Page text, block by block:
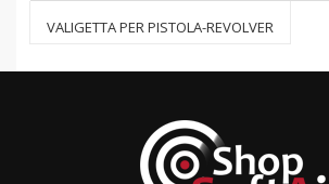
VALIGETTA PER PISTOLA-REVOLVER